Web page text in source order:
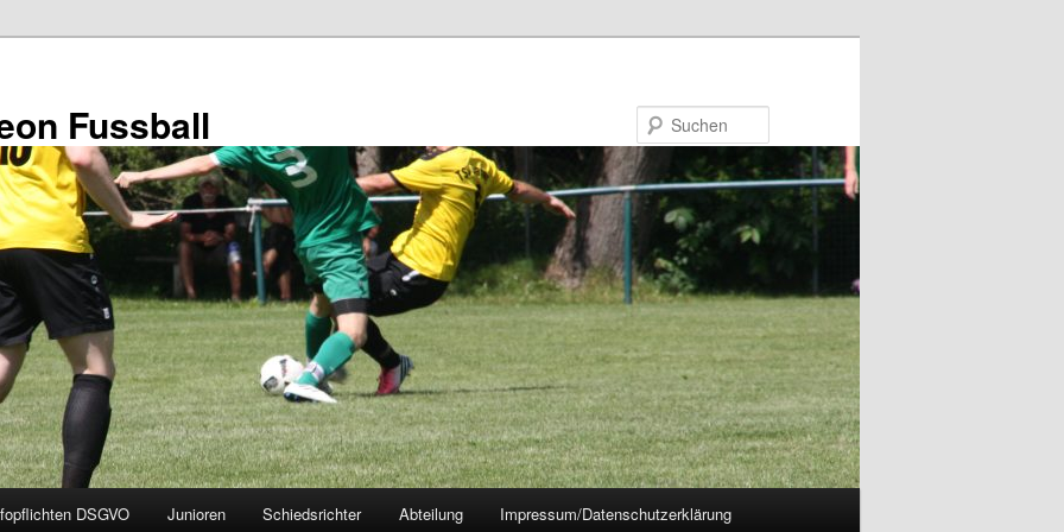
Fussball
DSGVO Junioren Schiedsrichter Abteilung Impressum/Datenschutzerklärung